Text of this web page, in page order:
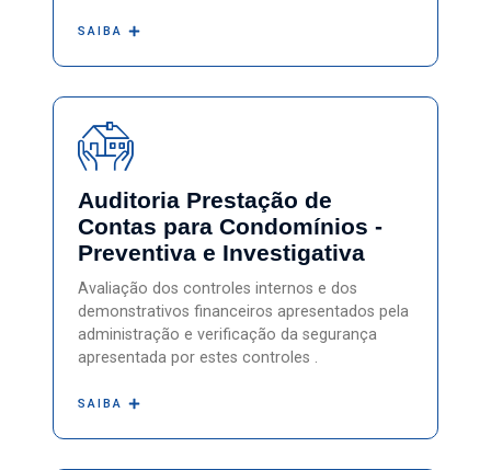
SAIBA
Auditoria Prestação de
Contas para Condomínios -
Preventiva e Investigativa
Avaliação dos controles internos e dos
demonstrativos financeiros apresentados pela
administração e verificação da segurança
apresentada por estes controles .
SAIBA